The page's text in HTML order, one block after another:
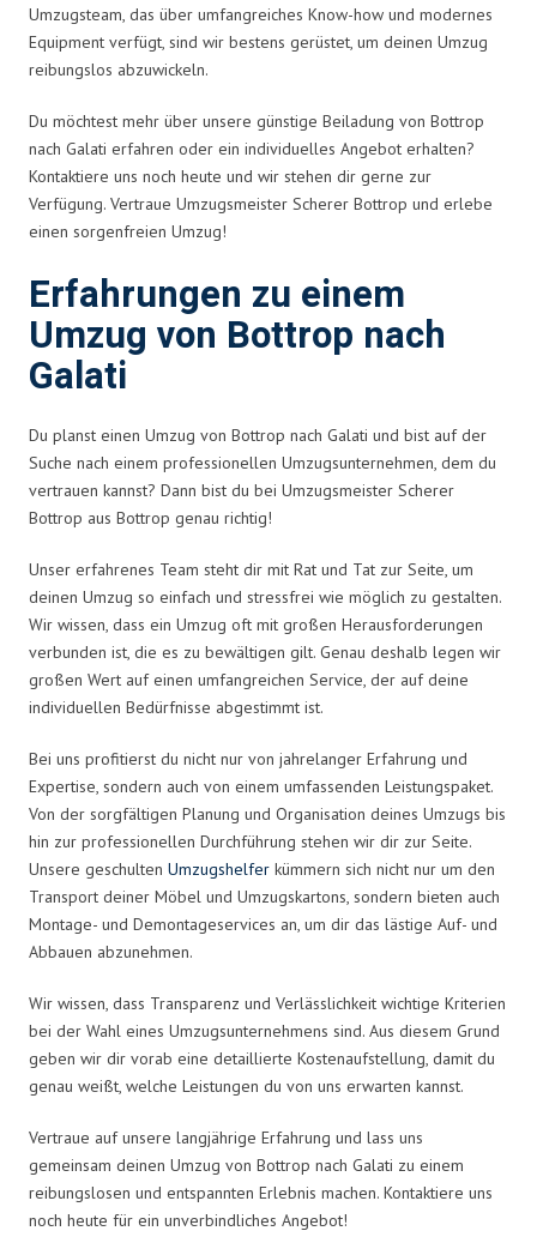
Umzugsteam, das über umfangreiches Know-how und modernes
Equipment verfügt, sind wir bestens gerüstet, um deinen Umzug
reibungslos abzuwickeln.
Du möchtest mehr über unsere günstige Beiladung von Bottrop
nach Galati erfahren oder ein individuelles Angebot erhalten?
Kontaktiere uns noch heute und wir stehen dir gerne zur
Verfügung. Vertraue Umzugsmeister Scherer Bottrop und erlebe
einen sorgenfreien Umzug!
Erfahrungen zu einem
Umzug von Bottrop nach
Galati
Du planst einen Umzug von Bottrop nach Galati und bist auf der
Suche nach einem professionellen Umzugsunternehmen, dem du
vertrauen kannst? Dann bist du bei Umzugsmeister Scherer
Bottrop aus Bottrop genau richtig!
Unser erfahrenes Team steht dir mit Rat und Tat zur Seite, um
deinen Umzug so einfach und stressfrei wie möglich zu gestalten.
Wir wissen, dass ein Umzug oft mit großen Herausforderungen
verbunden ist, die es zu bewältigen gilt. Genau deshalb legen wir
großen Wert auf einen umfangreichen Service, der auf deine
individuellen Bedürfnisse abgestimmt ist.
Bei uns profitierst du nicht nur von jahrelanger Erfahrung und
Expertise, sondern auch von einem umfassenden Leistungspaket.
Von der sorgfältigen Planung und Organisation deines Umzugs bis
hin zur professionellen Durchführung stehen wir dir zur Seite.
Unsere geschulten Umzugshelfer kümmern sich nicht nur um den
Transport deiner Möbel und Umzugskartons, sondern bieten auch
Montage- und Demontageservices an, um dir das lästige Auf- und
Abbauen abzunehmen.
Wir wissen, dass Transparenz und Verlässlichkeit wichtige Kriterien
bei der Wahl eines Umzugsunternehmens sind. Aus diesem Grund
geben wir dir vorab eine detaillierte Kostenaufstellung, damit du
genau weißt, welche Leistungen du von uns erwarten kannst.
Vertraue auf unsere langjährige Erfahrung und lass uns
gemeinsam deinen Umzug von Bottrop nach Galati zu einem
reibungslosen und entspannten Erlebnis machen. Kontaktiere uns
noch heute für ein unverbindliches Angebot!